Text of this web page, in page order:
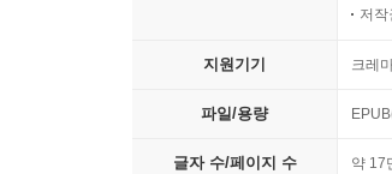
저
지원기기 크레
파일/용량
글자 수/페이지 수 약 17